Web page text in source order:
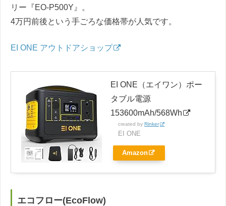
リー『EO-P500Y』。
4万円前後という手ごろな価格帯が人気です。
EI ONE アウトドアショップ
EI ONE（エイワン）ポー
タブル電源
153600mAh/568Wh
created by Rinker
EI ONE
Amazon
エコフロー(EcoFlow)